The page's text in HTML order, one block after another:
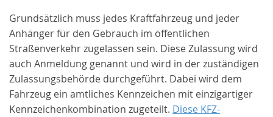
Grundsätzlich muss jedes Kraftfahrzeug und jeder
Anhänger für den Gebrauch im öffentlichen
Straßenverkehr zugelassen sein. Diese Zulassung wird
auch Anmeldung genannt und wird in der zuständigen
Zulassungsbehörde durchgeführt. Dabei wird dem
Fahrzeug ein amtliches Kennzeichen mit einzigartiger
Kennzeichenkombination zugeteilt. Diese KFZ-